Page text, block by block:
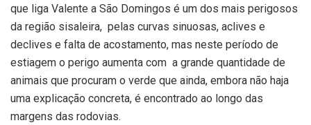
que liga Valente a São Domingos é um dos mais perigosos
da região sisaleira, pelas curvas sinuosas, aclives e
declives e falta de acostamento, mas neste período de
estiagem o perigo aumenta com a grande quantidade de
animais que procuram o verde que ainda, embora não haja
uma explicação concreta, é encontrado ao longo das
margens das rodovias.